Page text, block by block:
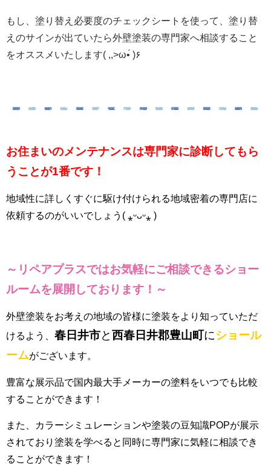
もし、塗り替え必要度のチェックシートを使って、塗り替
えのサインが出ていたら外壁塗装の専門家へ相談すること
をオススメいたします( ,,>ω•́ )۶
お住まいのメンテナンスは専門家に診断してもら
うことが1番です！
地域性に詳しくすぐに駆け付けられる地域密着の専門店に
依頼するのがいいでしょう( ⁎ᵕᴗᵕ⁎ )
～リペアプラスではお気軽にご相談できるショー
ルームを展開しております！～
外壁塗装をお考えの地域の皆様に塗装をより知っていただ
けるよう、 春日井市と西春日井郡豊山町にショール
ームがございます。
豊富な展示品で国内最大手メーカーの塗料をいつでも比較
することができます！
また、カラーシミュレーションや塗装の豆知識POPが展示
されており塗装を学べると同時に専門家に気軽に相談でき
ることができます！